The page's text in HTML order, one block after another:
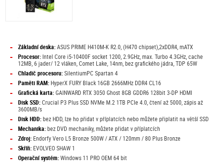
- Základní deska:ASUS PRIME H410M-K R2.0, (H470 chipset),2xDDR4, mATX
- Procesor:Intel Core i5-10400F socket 1200, 2.9GHz, max. Turbo 4.3GHz, cache
12MB, 6 jader/ 12 vláken, Comet Lake, 14nm, bez grafického jádra, TDP 65W
- Chladič procesoru:SilentiumPC Spartan 4
- Paměti RAM:HyperX FURY Black 16GB 2666MHz DDR4 CL16
- Grafická karta:GAINWARD RTX 3050 Ghost 8GB GDDR6 128bit 3-DP HDMI
- Disk SSD:Crucial P3 Plus SSD NVMe M.2 1TB PCIe 4.0, čtení až 5000, zápis až
3600MB/s
- Disk HDD:bez HDD, lze ho přidat v příplatcích nebo můžete připlatit na větší SSD
- Mechanika:bez DVD mechaniky, můžete přidat v příplatcích
- Zdroj:Endorfy Vero L5 Bronze 500W / ATX / 120mm / 80 Plus Bronze
- Skříň:EVOLVEO SHAW 1
- Operační systém:Windows 11 PRO OEM 64 bit